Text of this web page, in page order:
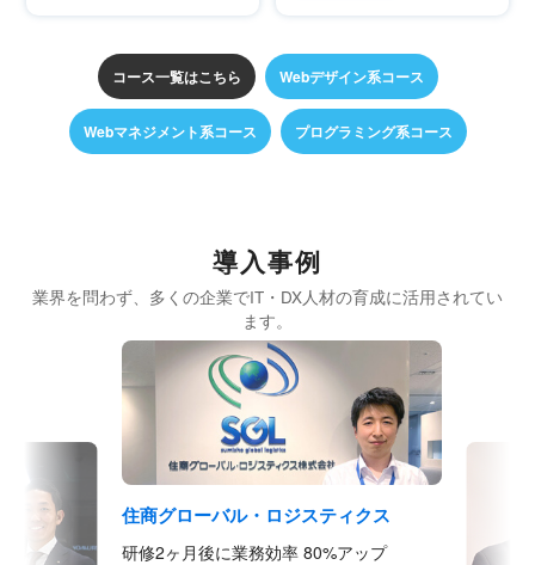
コース一覧はこちら Webデザイン系コース
Webマネジメント系コース プログラミング系コース
導入事例
業界を問わず、多くの企業でIT・DX人材の育成に活用されてい
ます。
住商グローバル・ロジスティクス
研修2ヶ月後に業務効率 80%アップ